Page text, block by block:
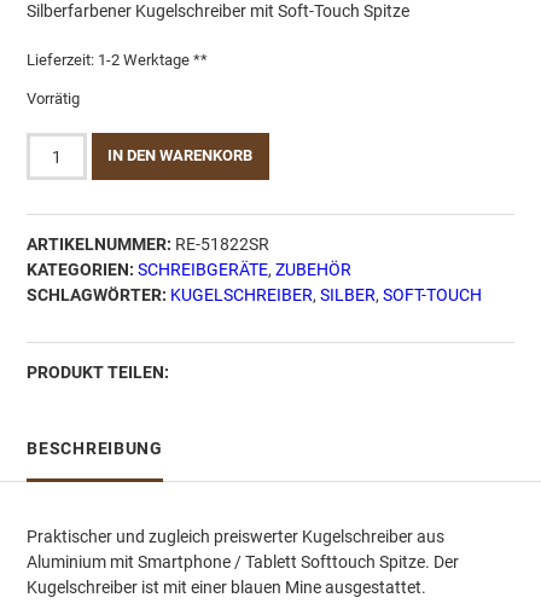
Silberfarbener Kugelschreiber mit Soft-Touch Spitze
Lieferzeit: 1-2 Werktage **
Vorrätig
Touch-
Spitze
Silber
-
I
Menge
IN DEN WARENKORB
ARTIKELNUMMER: RE-51822SR
KATEGORIEN: SCHREIBGERÄTE,ZUBEHÖR
SCHLAGWÖRTER: KUGELSCHREIBER,SILBER,SOFT-TOUCH
PRODUKT TEILEN:
BESCHREIBUNG
Praktischer und zugleich preiswerter Kugelschreiber aus
Aluminium mit Smartphone / Tablett Softtouch Spitze. Der
Kugelschreiber ist mit einer blauen Mine ausgestattet.